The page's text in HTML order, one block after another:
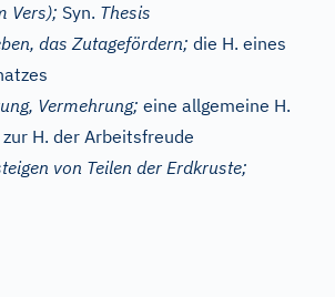
Vers); Syn. Thesis
das Zutagefördern; die H. eines
Vermehrung; eine allgemeine H.
H. der Arbeitsfreude
von Teilen der Erdkruste;